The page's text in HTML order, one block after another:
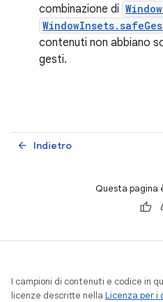
combinazione di
contenuti non abbiano
gesti.
Indietro
arrow_back
Questa pagina
I campioni di contenuti e codice in
licenze descritte nella Licenza per i